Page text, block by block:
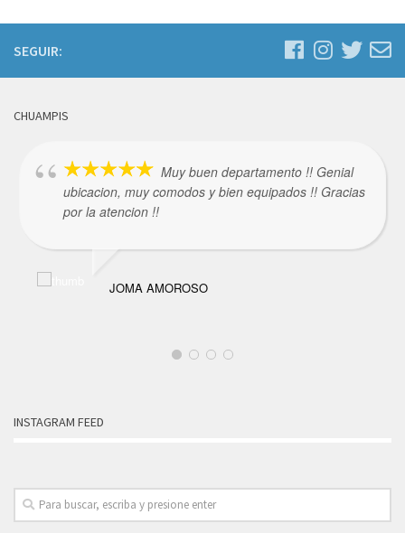
SEGUIR:
CHUAMPIS
Muy buen departamento !! Genial
ubicacion, muy comodos y bien equipados !! Gracias
por la atencion !!
JOMA AMOROSO
INSTAGRAM FEED